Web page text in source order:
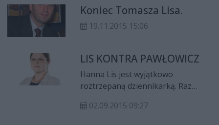
Koniec Tomasza Lisa.
19.11.2015 15:06
LIS KONTRA PAWŁOWICZ
Hanna Lis jest wyjątkowo
roztrzepaną dziennikarką. Raz
papierosów wchodząc na wizję,
02.09.2015 09:27